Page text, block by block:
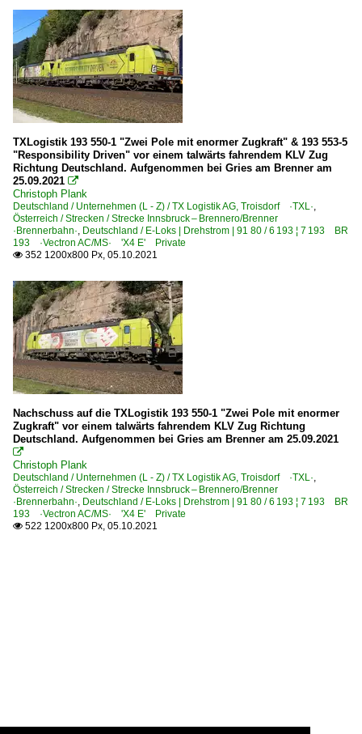
TXLogistik 193 550-1 "Zwei Pole mit enormer Zugkraft" & 193 553-5
"Responsibility Driven" vor einem talwärts fahrendem KLV Zug
Richtung Deutschland. Aufgenommen bei Gries am Brenner am
25.09.2021 
Christoph Plank
Deutschland / Unternehmen (L - Z) / TX Logistik AG, Troisdorf ·TXL·,
Österreich / Strecken / Strecke Innsbruck – Brennero/Brenner
·Brennerbahn·, Deutschland / E-Loks | Drehstrom | 91 80 / 6 193 ¦ 7 193 BR
193 ·Vectron AC/MS· 'X4 E' Private
 352 1200x800 Px, 05.10.2021
Nachschuss auf die TXLogistik 193 550-1 "Zwei Pole mit enormer
Zugkraft" vor einem talwärts fahrendem KLV Zug Richtung
Deutschland. Aufgenommen bei Gries am Brenner am 25.09.2021

Christoph Plank
Deutschland / Unternehmen (L - Z) / TX Logistik AG, Troisdorf ·TXL·,
Österreich / Strecken / Strecke Innsbruck – Brennero/Brenner
·Brennerbahn·, Deutschland / E-Loks | Drehstrom | 91 80 / 6 193 ¦ 7 193 BR
193 ·Vectron AC/MS· 'X4 E' Private
 522 1200x800 Px, 05.10.2021